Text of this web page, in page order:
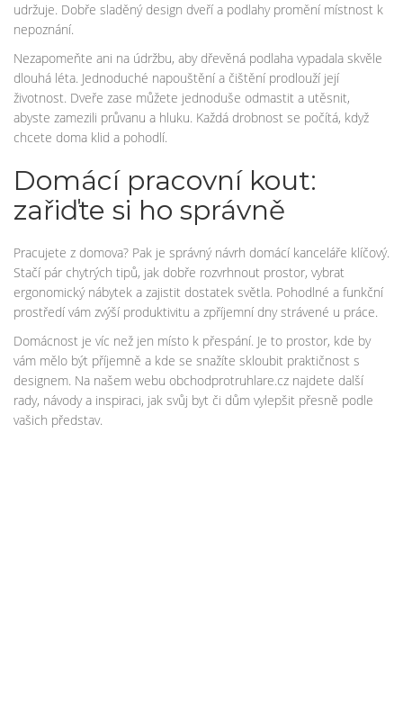
udržuje. Dobře sladěný design dveří a podlahy promění místnost k
nepoznání.
Nezapomeňte ani na údržbu, aby dřevěná podlaha vypadala skvěle
dlouhá léta. Jednoduché napouštění a čištění prodlouží její
životnost. Dveře zase můžete jednoduše odmastit a utěsnit,
abyste zamezili průvanu a hluku. Každá drobnost se počítá, když
chcete doma klid a pohodlí.
Domácí pracovní kout:
zařiďte si ho správně
Pracujete z domova? Pak je správný návrh domácí kanceláře klíčový.
Stačí pár chytrých tipů, jak dobře rozvrhnout prostor, vybrat
ergonomický nábytek a zajistit dostatek světla. Pohodlné a funkční
prostředí vám zvýší produktivitu a zpříjemní dny strávené u práce.
Domácnost je víc než jen místo k přespání. Je to prostor, kde by
vám mělo být příjemně a kde se snažíte skloubit praktičnost s
designem. Na našem webu obchodprotruhlare.cz najdete další
rady, návody a inspiraci, jak svůj byt či dům vylepšit přesně podle
vašich představ.